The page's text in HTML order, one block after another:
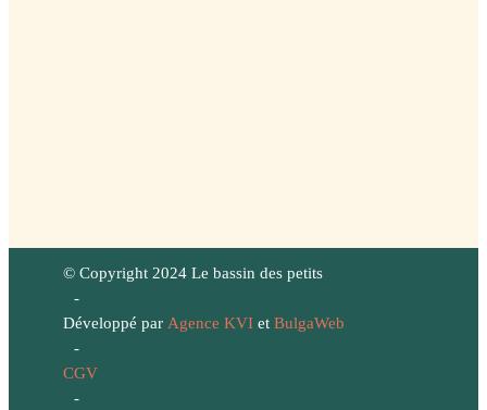
© Copyright 2024 Le bassin des petits
-
Développé par Agence KVIet BulgaWeb
-
CGV
-